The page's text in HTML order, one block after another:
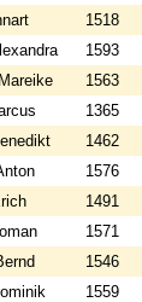
1518
1593
1563
1365
1462
1576
1491
1571
1546
1559